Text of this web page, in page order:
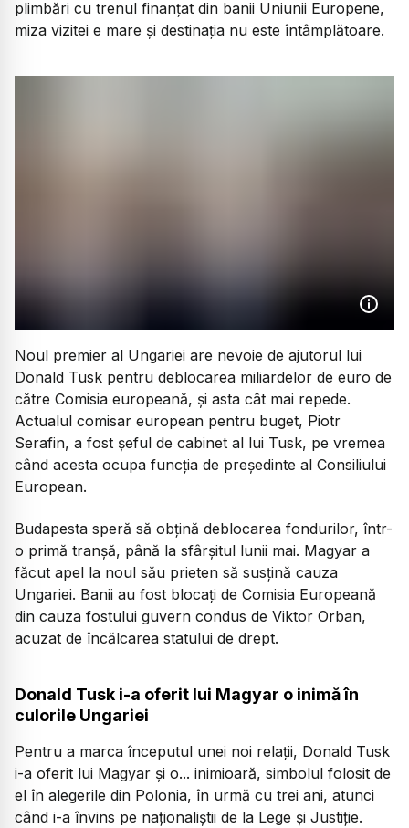
plimbări cu trenul finanțat din banii Uniunii Europene,
miza vizitei e mare și destinația nu este întâmplătoare.
Noul premier al Ungariei are nevoie de ajutorul lui
Donald Tusk pentru deblocarea miliardelor de euro de
către Comisia europeană, și asta cât mai repede.
Actualul comisar european pentru buget, Piotr
Serafin, a fost șeful de cabinet al lui Tusk, pe vremea
când acesta ocupa funcția de președinte al Consiliului
European.
Budapesta speră să obțină deblocarea fondurilor, într-
o primă tranșă, până la sfârșitul lunii mai. Magyar a
făcut apel la noul său prieten să susțină cauza
Ungariei. Banii au fost blocați de Comisia Europeană
din cauza fostului guvern condus de Viktor Orban,
acuzat de încălcarea statului de drept.
Donald Tusk i-a oferit lui Magyar o inimă în
culorile Ungariei
Pentru a marca începutul unei noi relații, Donald Tusk
i-a oferit lui Magyar și o... inimioară, simbolul folosit de
el în alegerile din Polonia, în urmă cu trei ani, atunci
când i-a învins pe naționaliștii de la Lege și Justiție.